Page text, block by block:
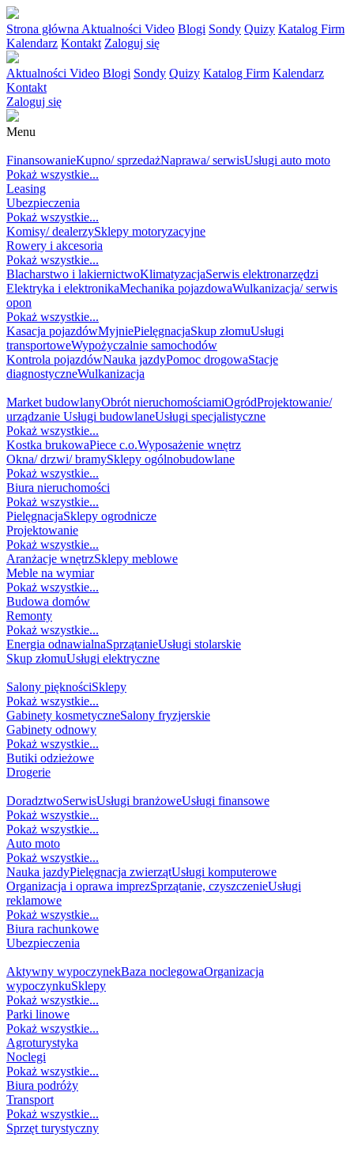
Strona główna Aktualności Video Blogi Sondy Quizy Katalog Firm
Kalendarz Kontakt Zaloguj się
Aktualności Video Blogi Sondy Quizy Katalog Firm Kalendarz
Kontakt
Zaloguj się
Menu
FinansowanieKupno/ sprzedażNaprawa/ serwisUsługi auto moto
Pokaż wszystkie...
Leasing
Ubezpieczenia
Pokaż wszystkie...
Komisy/ dealerzySklepy motoryzacyjne
Rowery i akcesoria
Pokaż wszystkie...
Blacharstwo i lakiernictwoKlimatyzacjaSerwis elektronarzędzi
Elektryka i elektronikaMechanika pojazdowaWulkanizacja/ serwis
opon
Pokaż wszystkie...
Kasacja pojazdówMyjniePielęgnacjaSkup złomuUsługi
transportoweWypożyczalnie samochodów
Kontrola pojazdówNauka jazdyPomoc drogowaStacje
diagnostyczneWulkanizacja
Market budowlanyObrót nieruchomościamiOgródProjektowanie/
urządzanie Usługi budowlaneUsługi specjalistyczne
Pokaż wszystkie...
Kostka brukowaPiece c.o.Wyposażenie wnętrz
Okna/ drzwi/ bramySklepy ogólnobudowlane
Pokaż wszystkie...
Biura nieruchomości
Pokaż wszystkie...
PielęgnacjaSklepy ogrodnicze
Projektowanie
Pokaż wszystkie...
Aranżacje wnętrzSklepy meblowe
Meble na wymiar
Pokaż wszystkie...
Budowa domów
Remonty
Pokaż wszystkie...
Energia odnawialnaSprzątanieUsługi stolarskie
Skup złomuUsługi elektryczne
Salony pięknościSklepy
Pokaż wszystkie...
Gabinety kosmetyczneSalony fryzjerskie
Gabinety odnowy
Pokaż wszystkie...
Butiki odzieżowe
Drogerie
DoradztwoSerwisUsługi branżoweUsługi finansowe
Pokaż wszystkie...
Pokaż wszystkie...
Auto moto
Pokaż wszystkie...
Nauka jazdyPielęgnacja zwierzątUsługi komputerowe
Organizacja i oprawa imprezSprzątanie, czyszczenieUsługi
reklamowe
Pokaż wszystkie...
Biura rachunkowe
Ubezpieczenia
Aktywny wypoczynekBaza noclegowaOrganizacja
wypoczynkuSklepy
Pokaż wszystkie...
Parki linowe
Pokaż wszystkie...
Agroturystyka
Noclegi
Pokaż wszystkie...
Biura podróży
Transport
Pokaż wszystkie...
Sprzęt turystyczny